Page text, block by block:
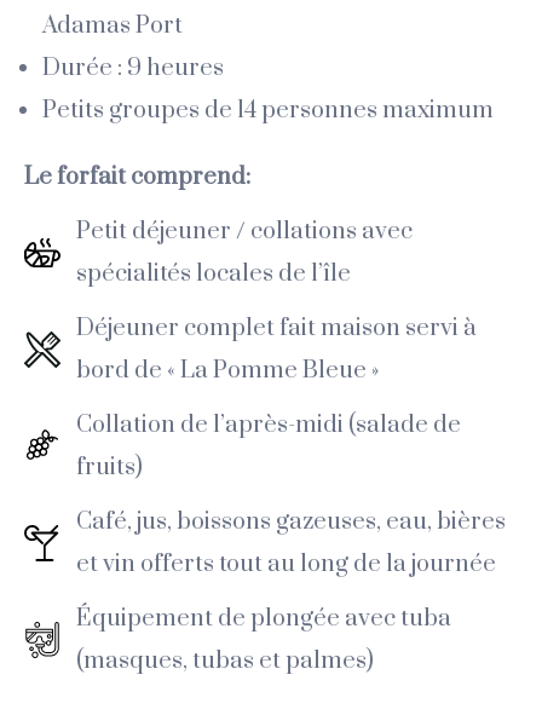
Adamas Port
Durée : 9 heures
Petits groupes de 14 personnes maximum
Le forfait comprend:
Petit déjeuner / collations avec
spécialités locales de l’île
Déjeuner complet fait maison servi à
bord de « La Pomme Bleue »
Collation de l’après-midi (salade de
fruits)
Café, jus, boissons gazeuses, eau, bières
et vin offerts tout au long de la journée
Équipement de plongée avec tuba
(masques, tubas et palmes)